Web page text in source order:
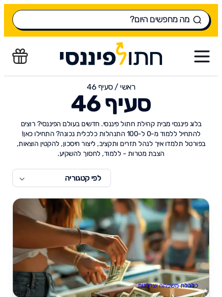
ראשי /סעיף 46
סעיף 46
בלוג פיננסי מבית קהילת חתול פיננסי. חדשים בעולם הפיננסי? רוצים
להתחיל ללמוד מ-0 ל-100 התנהלות כלכלית נכונה? התחילו כאן!
בפורטל תלמדו איך לנהל תזרים ותקציב, ליצור חיסכון, להקטין הוצאות,
הצבת מטרות - ללמוד, לחסוך להשקיע.
לפי קטגוריה
כלכלת משפחה וצרכנות